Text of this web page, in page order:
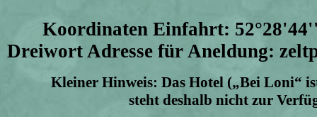
Koordinaten Einfahrt:
Dreiwort Adresse für Aneldung:
Kleiner Hinweis: Das Hotel („Bei Loni“
steht deshalb nicht zur